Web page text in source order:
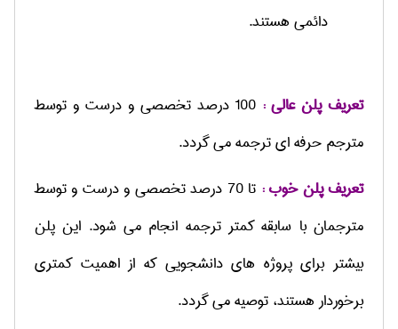
دائمی هستند.
تعریف پلن عالی :
100 درصد تخصصی و درست و توسط
مترجم حرفه ای ترجمه می گردد.
تعریف پلن خوب :
تا 70 درصد تخصصی و درست و توسط
مترجمان با سابقه کمتر ترجمه انجام می شود. این پلن
بیشتر برای پروژه های دانشجویی که از اهمیت کمتری
برخوردار هستند، توصیه می گردد.